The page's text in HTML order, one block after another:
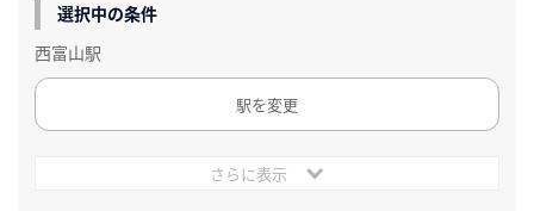
選択中の条件
西富山駅
駅を変更
さらに表示